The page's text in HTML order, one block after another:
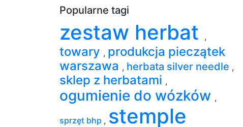
Popularne tagi
zestaw herbat ,
towary , produkcja pieczątek
warszawa , herbata silver needle ,
sklep z herbatami ,
ogumienie do wózków ,
sprzęt bhp , stemple